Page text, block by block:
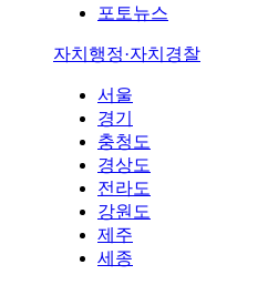
포토뉴스
자치행정·자치경찰
서울
경기
충청도
경상도
전라도
강원도
제주
세종